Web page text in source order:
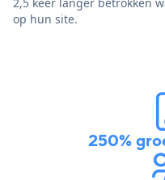
op hun site.
250%